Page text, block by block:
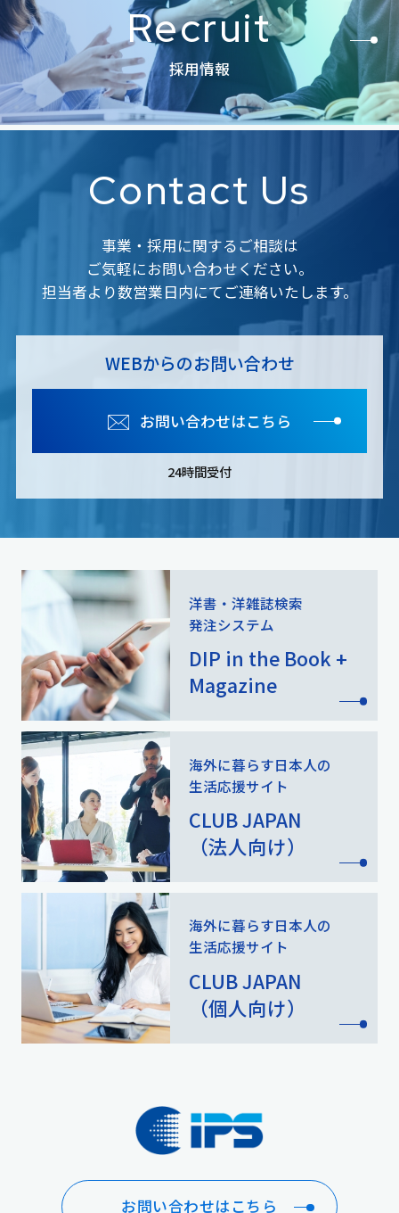
Recruit
採用情報
Contact Us
事業・採用に関するご相談は
ご気軽にお問い合わせください。
担当者より数営業日内にてご連絡いたします。
WEBからのお問い合わせ
お問い合わせはこちら
24時間受付
洋書・洋雑誌検索
発注システム
DIP in the Book +
Magazine
海外に暮らす日本人の
生活応援サイト
CLUB JAPAN
（法人向け）
海外に暮らす日本人の
生活応援サイト
CLUB JAPAN
（個人向け）
お問い合わせはこちら